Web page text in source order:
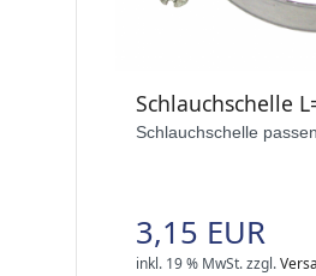
Schlauchschelle
Schlauchschelle
3,15 EUR
inkl. 19 % MwSt.zzgl.